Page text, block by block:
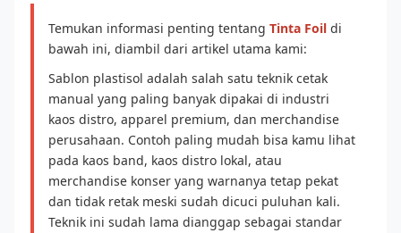
Temukan informasi penting tentang Tinta Foil di
bawah ini, diambil dari artikel utama kami:
Sablon plastisol adalah salah satu teknik cetak
manual yang paling banyak dipakai di industri
kaos distro, apparel premium, dan merchandise
perusahaan. Contoh paling mudah bisa kamu lihat
pada kaos band, kaos distro lokal, atau
merchandise konser yang warnanya tetap pekat
dan tidak retak meski sudah dicuci puluhan kali.
Teknik ini sudah lama dianggap sebagai standar